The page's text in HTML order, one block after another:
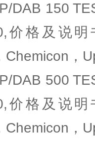
DAB 150
价格及说
Chemicon，
DAB 500
价格及说
Chemicon，